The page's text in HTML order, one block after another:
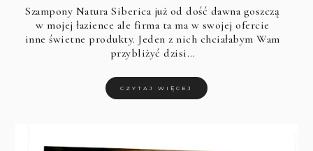
Szampony Natura Siberica już od dość dawna goszczą
w mojej łazience ale firma ta ma w swojej ofercie
inne świetne produkty. Jeden z nich chciałabym Wam
przybliżyć dzisi…
CZYTAJ WIĘCEJ